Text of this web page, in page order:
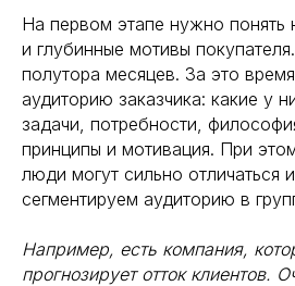
На первом этапе нужно понять
и глубинные мотивы
полутора месяцев. За это
аудиторию заказчика: какие у
задачи, потребности,
принципы и мотивация. При
люди могут сильно отличаться
сегментируем аудиторию в
Например, есть компания,
прогнозирует отток клиентов.